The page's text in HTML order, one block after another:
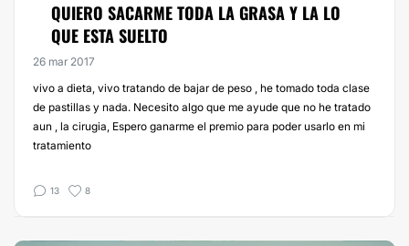
QUIERO SACARME TODA LA GRASA Y LA LO
QUE ESTA SUELTO
26 mar 2017
vivo a dieta, vivo tratando de bajar de peso , he tomado toda clase
de pastillas y nada. Necesito algo que me ayude que no he tratado
aun , la cirugia, Espero ganarme el premio para poder usarlo en mi
tratamiento
13 8